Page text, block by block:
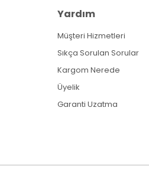
Yardım
Müşteri Hizmetleri
Sıkça Sorulan Sorular
Kargom Nerede
Üyelik
Garanti Uzatma